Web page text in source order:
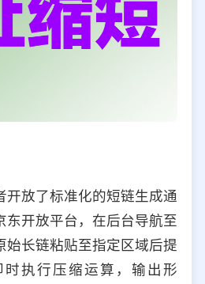
开放了标准化的短链生成通
东开放平台，在后台导航至
始长链粘贴至指定区域后提
执行压缩运算，输出形